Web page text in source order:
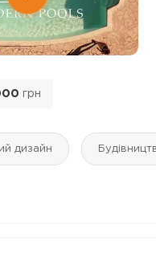
грн
дизайн